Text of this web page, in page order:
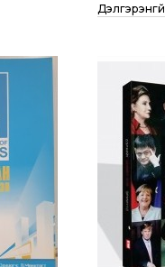
Дэлгэрэнгүй